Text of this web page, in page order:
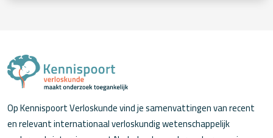
Op Kennispoort Verloskunde vind je samenvattingen van recent
en relevant internationaal verloskundig wetenschappelijk